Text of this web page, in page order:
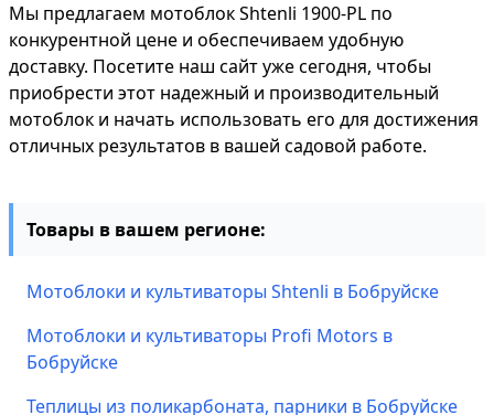
Мы предлагаем мотоблок Shtenli 1900-PL по
конкурентной цене и обеспечиваем удобную
доставку. Посетите наш сайт уже сегодня, чтобы
приобрести этот надежный и производительный
мотоблок и начать использовать его для достижения
отличных результатов в вашей садовой работе.
Товары в вашем регионе:
Мотоблоки и культиваторы Shtenli в Бобруйске
Мотоблоки и культиваторы Profi Motors в
Бобруйске
Теплицы из поликарбоната, парники в Бобруйске